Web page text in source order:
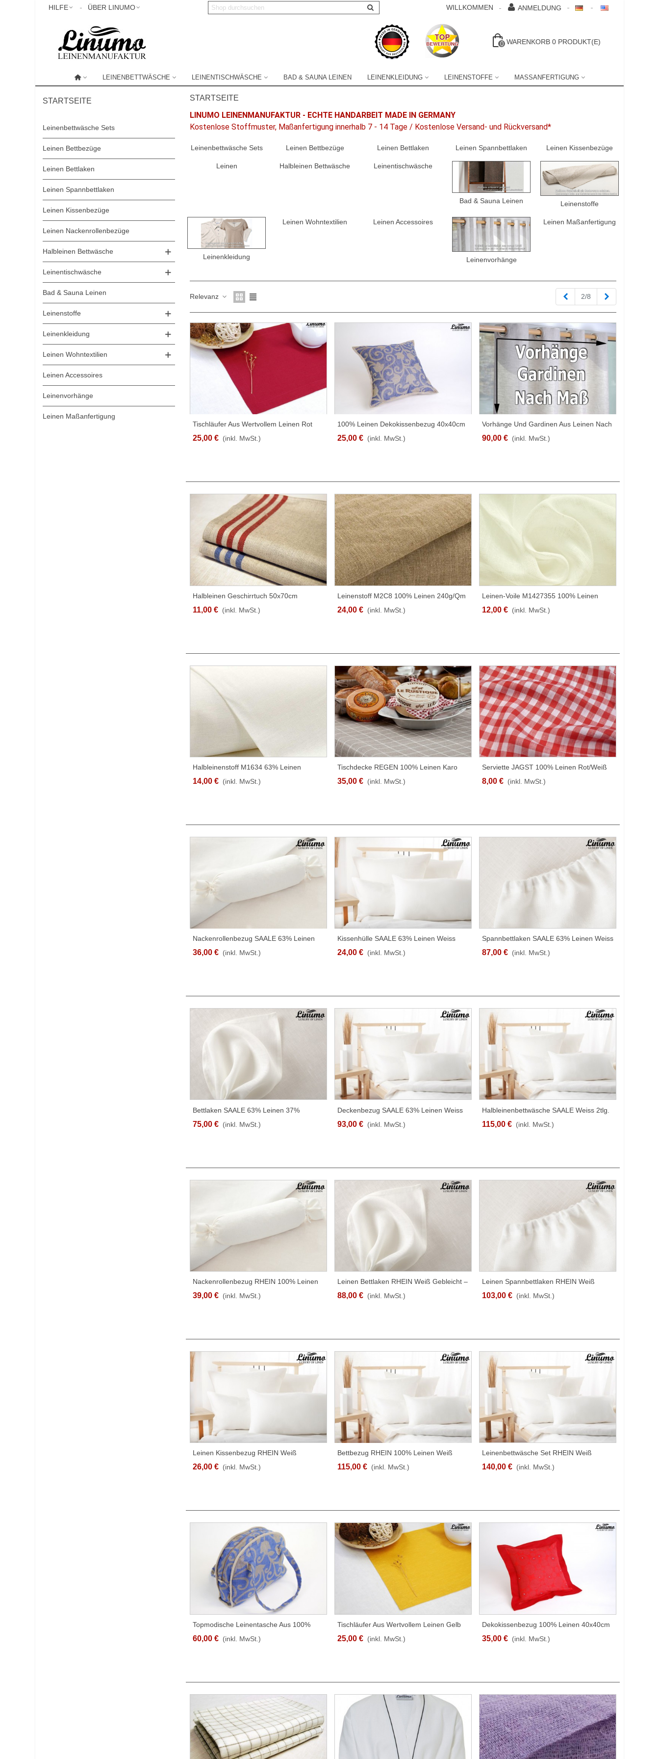
HILFE ÜBER LINUMO WILLKOMMEN ANMELDUNG
0 WARENKORB 0 PRODUKT(E)
LEINENBETTWÄSCHE LEINENTISCHWÄSCHE BAD & SAUNA LEINEN LEINENKLEIDUNG LEINENSTOFFE MASSANFERTIGUNG
STARTSEITE
Leinenbettwäsche Sets
Leinen Bettbezüge
Leinen Bettlaken
Leinen Spannbettlaken
Leinen Kissenbezüge
Leinen Nackenrollenbezüge
Halbleinen Bettwäsche
Leinentischwäsche
Bad & Sauna Leinen
Leinenstoffe
Leinenkleidung
Leinen Wohntextilien
Leinen Accessoires
Leinenvorhänge
Leinen Maßanfertigung
STARTSEITE
LINUMO LEINENMANUFAKTUR - ECHTE HANDARBEIT MADE IN GERMANY
Kostenlose Stoffmuster, Maßanfertigung innerhalb 7 - 14 Tage / Kostenlose Versand- und Rückversand*
Leinenbettwäsche Sets Leinen Bettbezüge Leinen Bettlaken Leinen Spannbettlaken Leinen Kissenbezüge
Leinen
Halbleinen Bettwäsche Leinentischwäsche
Bad & Sauna Leinen Leinenstoffe
Leinenkleidung
Leinen Wohntextilien Leinen Accessoires
Leinenvorhänge
Leinen Maßanfertigung
Relevanz Vorherige
2/8
SCHNELLANSICHT
Tischläufer Aus Wertvollem Leinen Rot
25,00 € (inkl. MwSt.)
SCHNELLANSICHT
100% Leinen Dekokissenbezug 40x40cm
Grau/Blau Jacquard
25,00 € (inkl. MwSt.)
SCHNELLANSICHT
Vorhänge Und Gardinen Aus Leinen Nach
Maß
90,00 € (inkl. MwSt.)
SCHNELLANSICHT
Halbleinen Geschirrtuch 50x70cm
Verschiedene Designs
11,00 € (inkl. MwSt.)
SCHNELLANSICHT
Leinenstoff M2C8 100% Leinen 240g/qm
220cm Breit
24,00 € (inkl. MwSt.)
SCHNELLANSICHT
Leinen-Voile M1427355 100% Leinen
Cremeweiß 120g/qm 150cm Breit
M1427355
12,00 € (inkl. MwSt.)
SCHNELLANSICHT
Halbleinenstoff M1634 63% Leinen
140g/qm 150cm Breit
14,00 € (inkl. MwSt.)
SCHNELLANSICHT
Tischdecke REGEN 100% Leinen Karo
Natur/Weiß Verschiedene Größen
35,00 € (inkl. MwSt.)
SCHNELLANSICHT
Serviette JAGST 100% Leinen Rot/Weiß
Karomuster Verschiedene Größen
8,00 € (inkl. MwSt.)
SCHNELLANSICHT
Nackenrollenbezug SAALE 63% Leinen
Weiss 15x40cm
36,00 € (inkl. MwSt.)
SCHNELLANSICHT
Kissenhülle SAALE 63% Leinen Weiss
Versch. Grössen
24,00 € (inkl. MwSt.)
SCHNELLANSICHT
Spannbettlaken SAALE 63% Leinen Weiss
Versch. Grössen
87,00 € (inkl. MwSt.)
SCHNELLANSICHT
Bettlaken SAALE 63% Leinen 37%
Baumwolle Weiss 150X250cm
75,00 € (inkl. MwSt.)
SCHNELLANSICHT
Deckenbezug SAALE 63% Leinen Weiss
Versch. Grössen
93,00 € (inkl. MwSt.)
SCHNELLANSICHT
Halbleinenbettwäsche SAALE Weiss 2tlg.
63% Leinen 37% Baumwolle
115,00 € (inkl. MwSt.)
SCHNELLANSICHT
Nackenrollenbezug RHEIN 100% Leinen
Weiß Mit/ohne Füllung
39,00 € (inkl. MwSt.)
SCHNELLANSICHT
Leinen Bettlaken RHEIN Weiß Gebleicht –
100% Leinen (170g/qm) In
Verschiedenen Größen
88,00 € (inkl. MwSt.)
SCHNELLANSICHT
Leinen Spannbettlaken RHEIN Weiß
Gebleicht – 100% Leinen (170g/qm) In
Verschiedenen Größen
103,00 € (inkl. MwSt.)
SCHNELLANSICHT
Leinen Kissenbezug RHEIN Weiß
Gebleicht – 100% Leinen In
Verschiedenen Größen
26,00 € (inkl. MwSt.)
SCHNELLANSICHT
Bettbezug RHEIN 100% Leinen Weiß
170g/qm Verschiedene Größen
115,00 € (inkl. MwSt.)
SCHNELLANSICHT
Leinenbettwäsche Set RHEIN Weiß
Gebleicht 2tlg. Garnitur 170g/qm
140,00 € (inkl. MwSt.)
SCHNELLANSICHT
Topmodische Leinentasche Aus 100%
Leinenjacquard Natur/Blau
60,00 € (inkl. MwSt.)
SCHNELLANSICHT
Tischläufer Aus Wertvollem Leinen Gelb
Verschiedene Größen
25,00 € (inkl. MwSt.)
SCHNELLANSICHT
Dekokissenbezug 100% Leinen 40x40cm
Rot Mit Stehsaum
35,00 € (inkl. MwSt.)